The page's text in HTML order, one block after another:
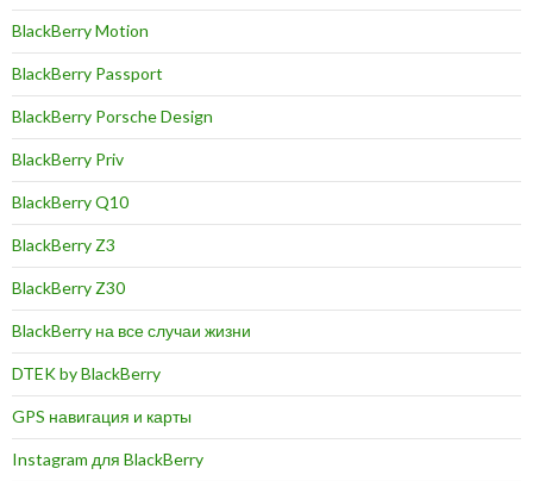
BlackBerry Motion
BlackBerry Passport
BlackBerry Porsche Design
BlackBerry Priv
BlackBerry Q10
BlackBerry Z3
BlackBerry Z30
BlackBerry на все случаи жизни
DTEK by BlackBerry
GPS навигация и карты
Instagram для BlackBerry